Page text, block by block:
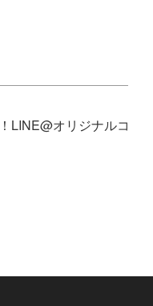
LINE@オリジナルコ